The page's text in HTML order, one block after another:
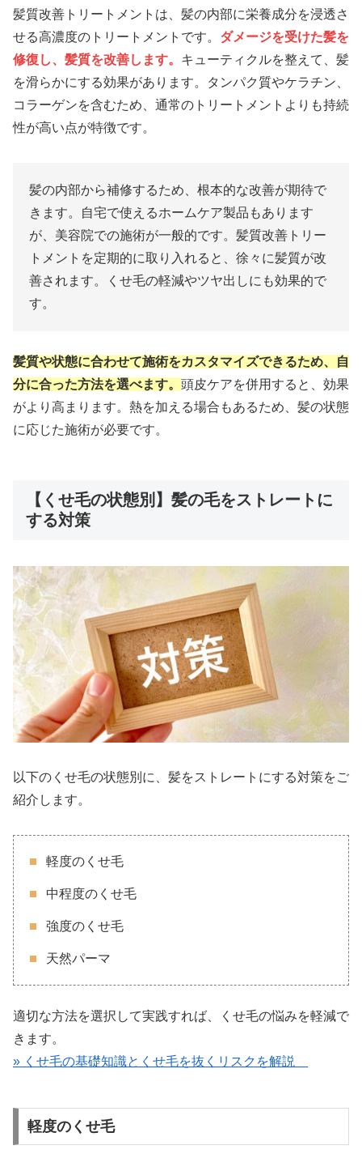
髪質改善トリートメントは、髪の内部に栄養成分を浸透さ
せる高濃度のトリートメントです。 ダメージを受けた髪を
修復し、髪質を改善します。 キューティクルを整えて、髪
を滑らかにする効果があります。タンパク質やケラチン、
コラーゲンを含むため、通常のトリートメントよりも持続
性が高い点が特徴です。
髪の内部から補修するため、根本的な改善が期待で
きます。自宅で使えるホームケア製品もあります
が、美容院での施術が一般的です。髪質改善トリー
トメントを定期的に取り入れると、徐々に髪質が改
善されます。くせ毛の軽減やツヤ出しにも効果的で
す。
髪質や状態に合わせて施術をカスタマイズできるため、自
分に合った方法を選べます。 頭皮ケアを併用すると、効果
がより高まります。熱を加える場合もあるため、髪の状態
に応じた施術が必要です。
【くせ毛の状態別】髪の毛をストレートに
する対策
以下のくせ毛の状態別に、髪をストレートにする対策をご
紹介します。
軽度のくせ毛
中程度のくせ毛
強度のくせ毛
天然パーマ
適切な方法を選択して実践すれば、くせ毛の悩みを軽減で
きます。
» くせ毛の基礎知識とくせ毛を抜くリスクを解説
軽度のくせ毛